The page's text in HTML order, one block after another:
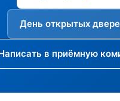
День открытых
в приёмную